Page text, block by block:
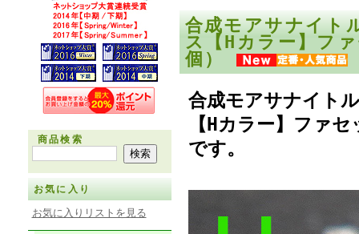
商品検索
お気に入り
お気に入りリストを見る
合成モアサナイト
ス【Hカラー】フ
個）
合成モアサナイト
【Hカラー】ファ
です。